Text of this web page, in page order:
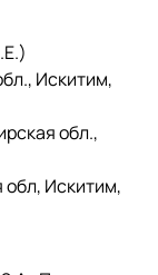
Искитим,
обл.,
Искитим,